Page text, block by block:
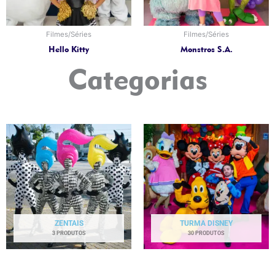
Filmes/Séries
Hello Kitty
Filmes/Séries
Monstros S.A.
Categorias
ZENTAIS
3 PRODUTOS
TURMA DISNEY
30 PRODUTOS